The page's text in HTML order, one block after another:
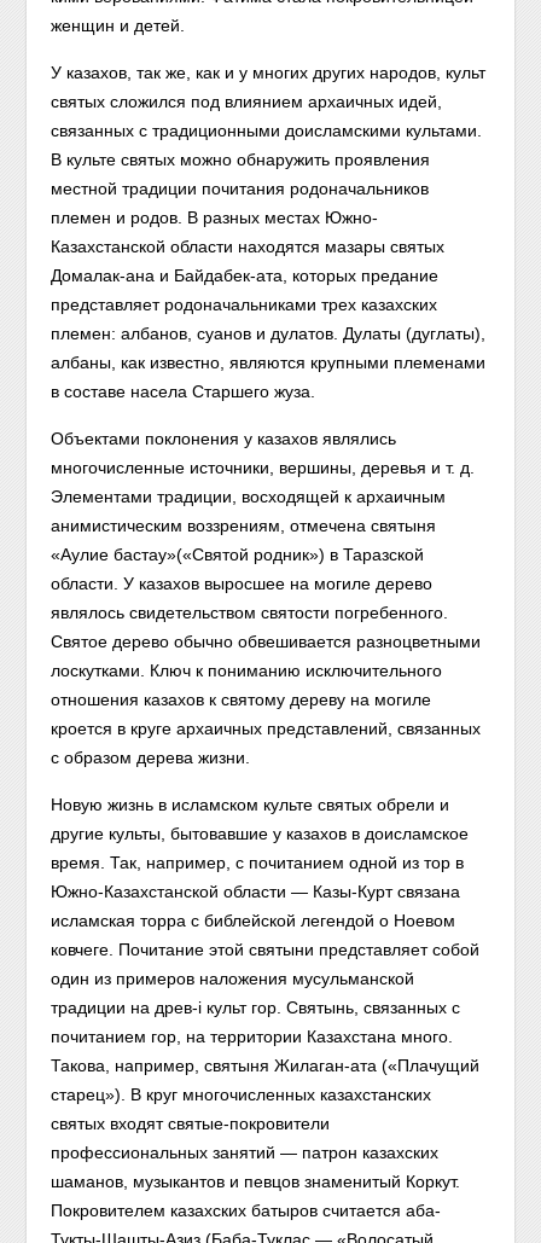
женщин и детей.
У казахов, так же, как и у многих других народов, культ
святых сложился под влиянием архаичных идей,
связанных с традиционными доис­ламскими культами.
В культе святых можно обнаружить проявления
местной традиции почитания родоначальников
племен и родов. В разных местах Южно-
Казахстанской области находятся мазары святых
Домалак-ана и Байдабек-ата, которых предание
представляет родоначальниками трех ка­захских
племен: албанов, суанов и дулатов. Дулаты (дуглаты),
албаны, как известно, являются крупными племенами
в составе насела Старшего жуза.
Объектами поклонения у казахов являлись
многочисленные источни­ки, вершины, деревья и т. д.
Элементами традиции, восходящей к архаич­ным
анимистическим воззрениям, отмечена святыня
«Аулие бастау»(«Святой родник») в Таразской
области. У казахов выросшее на могиле дерево
являлось свидетельством святости погребенного.
Святое дерево обычно обвешивается разноцветными
лоскутками. Ключ к пониманию исключи­тельного
отношения казахов к святому дереву на могиле
кроется в круге архаичных представлений, связанных
с образом дерева жизни.
Новую жизнь в исламском культе святых обрели и
другие культы, бытовавшие у казахов в доисламское
время. Так, например, с почитанием одной из тор в
Южно-Казахстанской области — Казы-Курт связана
исламская торра с библейской легендой о Ноевом
ковчеге. Почитание этой святыни представляет собой
один из примеров наложения мусульманской
традиции на древ-i культ гор. Святынь, связанных с
почитанием гор, на территории Казахстана много.
Такова, например, святыня Жилаган-ата («Плачущий
старец»). В круг многочисленных казахстанских
святых входят святые-покровители
профессиональных занятий — патрон казахских
шаманов, музыкантов и певцов знаменитый Коркут.
Покровителем казахских батыров считается аба-